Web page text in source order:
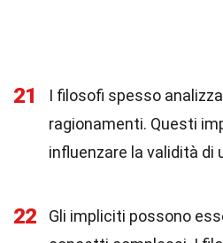
21
I filosofi spesso
ragionamenti. Questi
influenzare la validità di
22
Gli impliciti possono